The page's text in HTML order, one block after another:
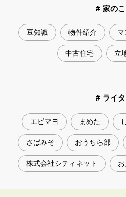
# 家の
豆知識 物件紹介
中古住宅 立
# ライ
エビマヨ まめた
さばみそ おうちら部
株式会社シティネット